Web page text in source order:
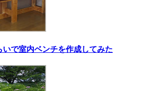
いで室内ベンチを作成してみた